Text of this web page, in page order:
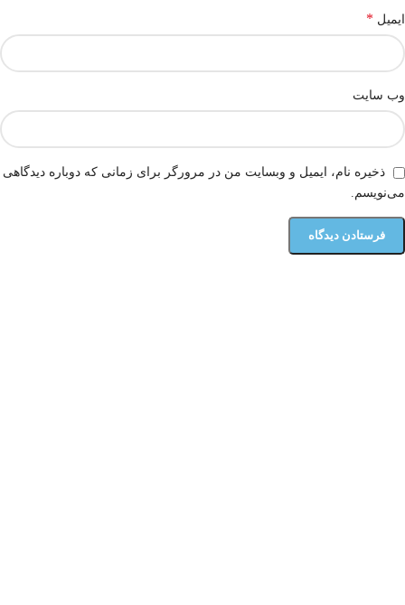
ایمیل *
وب‌ سایت
ذخیره نام، ایمیل و وبسایت من در مرورگر برای زمانی که دوباره دیدگاهی
می‌نویسم.